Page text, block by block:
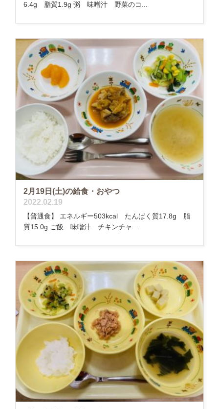
6.4g 脂質1.9g 粥 味噌汁 野菜のコ...
2月19日(土)の給食・おやつ
2022.02.19
【普通食】 エネルギー503kcal たんぱく質17.8g 脂
質15.0g ご飯 味噌汁 チキンチャ...